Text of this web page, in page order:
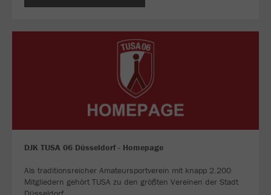
DJK TUSA 06 Düsseldorf - Homepage
Als traditionsreicher Amateursportverein mit knapp 2.200
Mitgliedern gehört TUSA zu den größten Vereinen der Stadt